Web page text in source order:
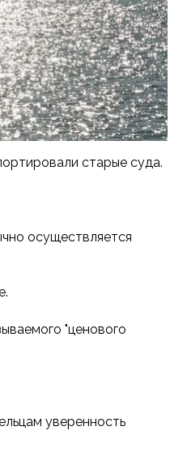
старые суда.
осуществляется
"ценового
уверенность